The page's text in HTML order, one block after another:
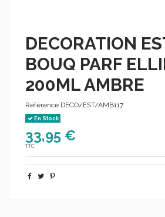
DECORATION
BOUQ PARF
200ML AMBRE
Référence DECO/EST/AMB117
En Stock
33,95 €
TTC